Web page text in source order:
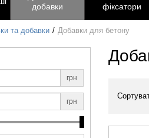
добавки
фіксатори
та добавки Добавки для бетону
грн
грн